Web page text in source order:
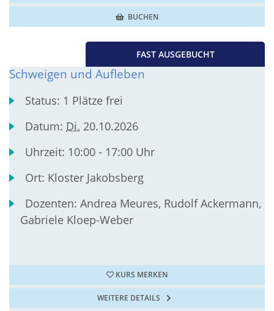
BUCHEN
FAST AUSGEBUCHT
Schweigen und Aufleben
Status: 1 Plätze frei
Datum: Di. 20.10.2026
Uhrzeit: 10:00 - 17:00 Uhr
Ort: Kloster Jakobsberg
Dozenten:Andrea Meures, Rudolf Ackermann,
Gabriele Kloep-Weber
KURS MERKEN
WEITERE DETAILS